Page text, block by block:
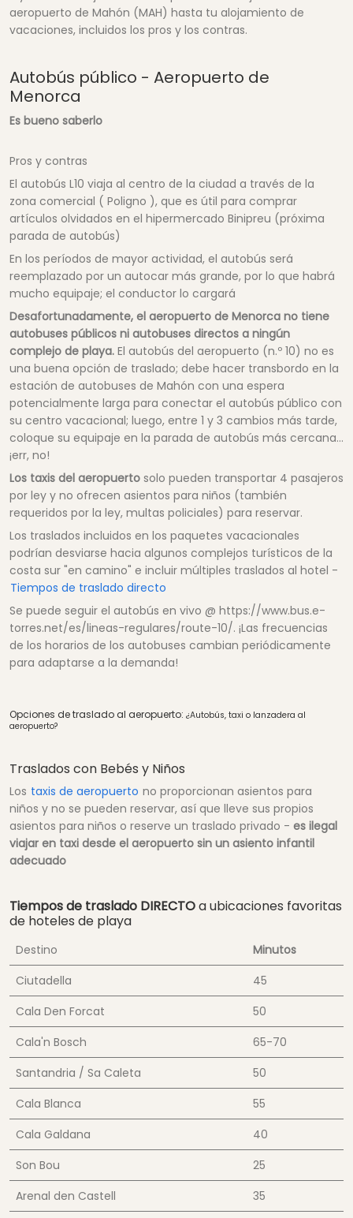
aeropuerto de Mahón (MAH) hasta tu alojamiento de
vacaciones, incluidos los pros y los contras.
Autobús público - Aeropuerto de
Menorca
Es bueno saberlo
Pros y contras
El autobús L10 viaja al centro de la ciudad a través de la
zona comercial ( Poligno ), que es útil para comprar
artículos olvidados en el hipermercado Binipreu (próxima
parada de autobús)
En los períodos de mayor actividad, el autobús será
reemplazado por un autocar más grande, por lo que habrá
mucho equipaje; el conductor lo cargará
Desafortunadamente, el aeropuerto de Menorca no tiene
autobuses públicos ni autobuses directos a ningún
complejo de playa. El autobús del aeropuerto (n.º 10) no es
una buena opción de traslado; debe hacer transbordo en la
estación de autobuses de Mahón con una espera
potencialmente larga para conectar el autobús público con
su centro vacacional; luego, entre 1 y 3 cambios más tarde,
coloque su equipaje en la parada de autobús más cercana...
¡err, no!
Los taxis del aeropuerto solo pueden transportar 4 pasajeros
por ley y no ofrecen asientos para niños (también
requeridos por la ley, multas policiales) para reservar.
Los traslados incluidos en los paquetes vacacionales
podrían desviarse hacia algunos complejos turísticos de la
costa sur "en camino" e incluir múltiples traslados al hotel -
Tiempos de traslado directo
Se puede seguir el autobús en vivo @ https://www.bus.e-
torres.net/es/lineas-regulares/route-10/. ¡Las frecuencias
de los horarios de los autobuses cambian periódicamente
para adaptarse a la demanda!
Opciones de traslado al aeropuerto: ¿Autobús, taxi o lanzadera al
aeropuerto?
Traslados con Bebés y Niños
Los taxis de aeropuerto no proporcionan asientos para
niños y no se pueden reservar, así que lleve sus propios
asientos para niños o reserve un traslado privado - es ilegal
viajar en taxi desde el aeropuerto sin un asiento infantil
adecuado
Tiempos de traslado DIRECTOa ubicaciones favoritas
de hoteles de playa
Destino
Minutos
Ciutadella
45
Cala Den Forcat
50
Cala'n Bosch
65-70
Santandria / Sa Caleta
50
Cala Blanca
55
Cala Galdana
40
Son Bou
25
Arenal den Castell
35